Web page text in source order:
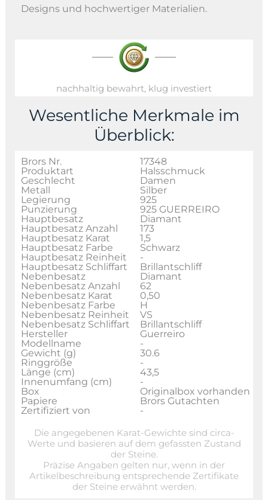
Designs und hochwertiger Materialien.
nachhaltig bewahrt, klug investiert
Wesentliche Merkmale im
Überblick:
Brors Nr.
17348
Produktart
Halsschmuck
Geschlecht
Damen
Metall
Silber
Legierung
925
Punzierung
925 GUERREIRO
Hauptbesatz
Diamant
Hauptbesatz Anzahl
173
Hauptbesatz Karat
1,5
Hauptbesatz Farbe
Schwarz
Hauptbesatz Reinheit
-
Hauptbesatz Schliffart
Brillantschliff
Nebenbesatz
Diamant
Nebenbesatz Anzahl
62
Nebenbesatz Karat
0,50
Nebenbesatz Farbe
H
Nebenbesatz Reinheit
VS
Nebenbesatz Schliffart
Brillantschliff
Hersteller
Guerreiro
Modellname
-
Gewicht (g)
30.6
Ringgröße
-
Länge (cm)
43,5
Innenumfang (cm)
-
Box
Originalbox vorhanden
Papiere
Brors Gutachten
Zertifiziert von
-
Die angegebenen Karat-Gewichte sind circa-
Werte und basieren auf dem gefassten Zustand
der Steine.
Präzise Angaben gelten nur, wenn in der
Artikelbeschreibung entsprechende Zertifikate
der Steine erwähnt werden.